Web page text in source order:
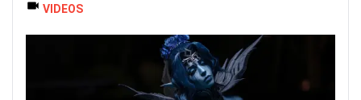
VIDEOS